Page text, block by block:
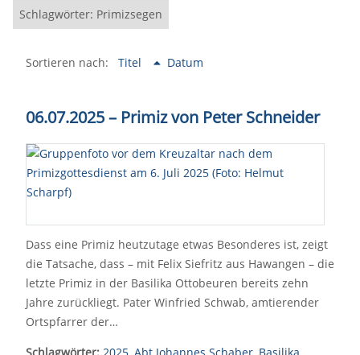
Schlagwörter: Primizsegen
Sortieren nach: Titel Datum
06.07.2025 – Primiz von Peter Schneider
Dass eine Primiz heutzutage etwas Besonderes ist, zeigt
die Tatsache, dass – mit Felix Siefritz aus Hawangen – die
letzte Primiz in der Basilika Ottobeuren bereits zehn
Jahre zurückliegt. Pater Winfried Schwab, amtierender
Ortspfarrer der…